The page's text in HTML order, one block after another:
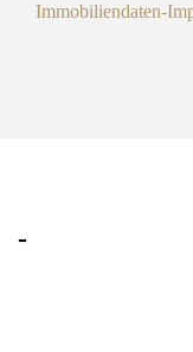
Immobiliendaten-
-